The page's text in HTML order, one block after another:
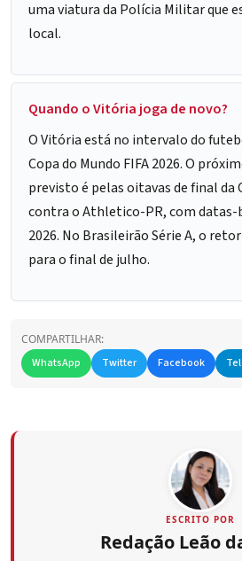
uma viatura da Polícia Militar que
local.
Quando o Vitória joga de novo?
O Vitória está no intervalo do
Copa do Mundo FIFA 2026. O
previsto é pelas oitavas de final da
contra o Athletico-PR, com datas-
2026. No Brasileirão Série A, o
para o final de julho.
COMPARTILHAR:
WhatsApp
Twitter Facebook
ESCRITO POR
Redação Leão